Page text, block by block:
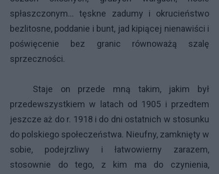
spłaszczonym... tęskne zadumy i okrucieństwo
bezlitosne, poddanie i bunt, jad kipiącej nienawiści i
poświęcenie bez granic równoważą szalę
sprzeczności.
Staje on przede mną takim, jakim był
przedewszystkiem w latach od 1905 i przedtem
jeszcze aż do r. 1918 i do dni ostatnich w stosunku
do polskiego społeczeństwa. Nieufny, zamknięty w
sobie, podejrzliwy i łatwowierny zarazem,
stosownie do tego, z kim ma do czynienia,